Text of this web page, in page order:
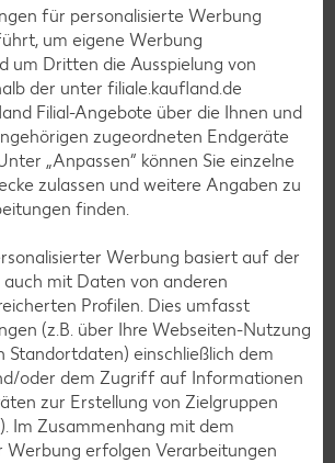
für personalisierte Werbung
um eigene Werbung
um Dritten die Ausspielung von
der unter filiale.kaufland.de
Filial-Angebote über die Ihnen und
zugeordneten Endgeräte
„Anpassen“ können Sie einzelne
zulassen und weitere Angaben zu
finden.
Werbung basiert auf der
mit Daten von anderen
Profilen. Dies umfasst
(z.B. über Ihre Webseiten-Nutzung
Standortdaten) einschließlich dem
oder dem Zugriff auf Informationen
zur Erstellung von Zielgruppen
Im Zusammenhang mit dem
Werbung erfolgen Verarbeitungen